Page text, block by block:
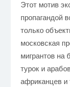
Этот мотив
пропагандой
только
московская
мигрантов на
турок и
африканцев и